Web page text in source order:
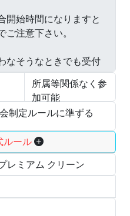
所属等関係なく参
加可能
制定ルールに準ずる
ルール
レミアム クリーン